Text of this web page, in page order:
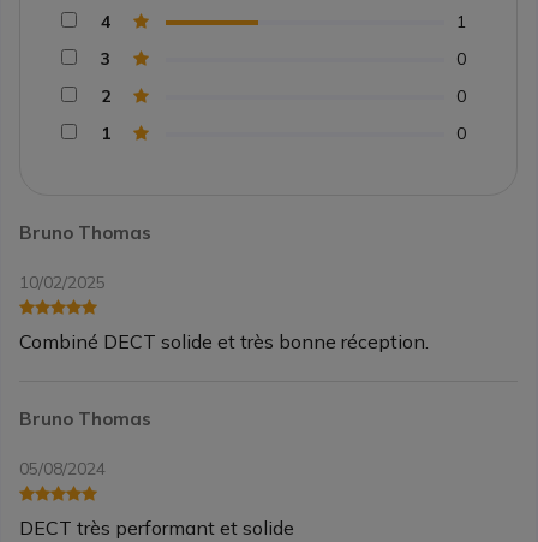
Bruno Thomas
10/02/2025
Combiné DECT solide et très bonne réception.
Bruno Thomas
05/08/2024
DECT très performant et solide
4
1
3
0
2
0
1
0